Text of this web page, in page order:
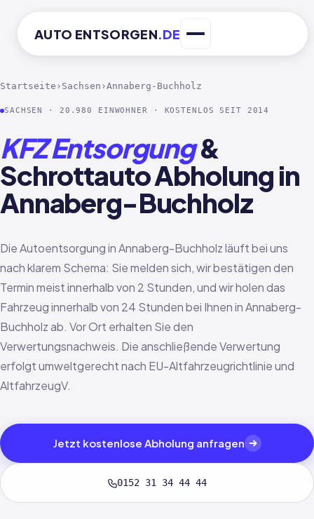
AUTO ENTSORGEN.DE
Startseite › Sachsen ›Annaberg-Buchholz
SACHSEN · 20.980 EINWOHNER · KOSTENLOS SEIT 2014
KFZ Entsorgung&
Schrottauto Abholung in
Annaberg-Buchholz
Die Autoentsorgung in Annaberg-Buchholz läuft bei uns
nach klarem Schema: Sie melden sich, wir bestätigen den
Termin meist innerhalb von 2 Stunden, und wir holen das
Fahrzeug innerhalb von 24 Stunden bei Ihnen in Annaberg-
Buchholz ab. Vor Ort erhalten Sie den
Verwertungsnachweis. Die anschließende Verwertung
erfolgt umweltgerecht nach EU-Altfahrzeugrichtlinie und
AltfahrzeugV.
Jetzt kostenlose Abholung anfragen
0152 31 34 44 44